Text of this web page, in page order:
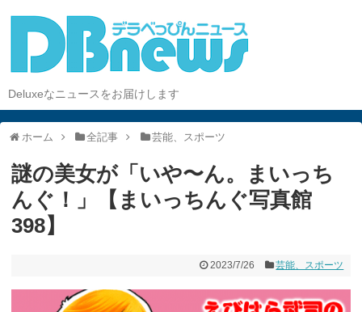
Deluxeなニュースをお届けします
ホーム 全記事 芸能、スポーツ
謎の美女が「いや〜ん。まいっち
んぐ！」【まいっちんぐ写真館
398】
2023/7/26 芸能、スポーツ